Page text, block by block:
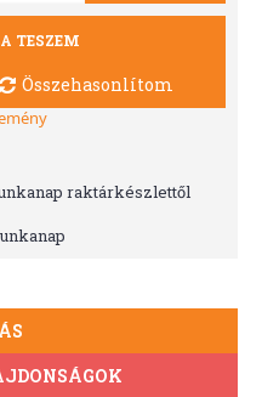
TESZEM
Összehasonlítom
raktárkészlettől